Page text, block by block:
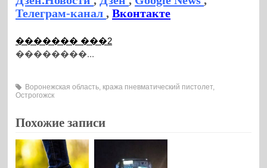
Телеграм-канал,Вконтакте
������� ���2
��������...
Воронежская область кража пневматический пистолет
Острогожск
Похожие записи